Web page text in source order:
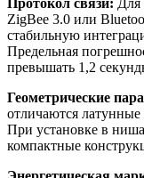
ZigBee 3.0 или
стабильную
Предельная
превышать 1,2
Геометрические
отличаются
При установке в
компактные